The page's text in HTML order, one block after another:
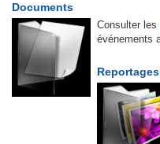
Documents
Consulter les
événements